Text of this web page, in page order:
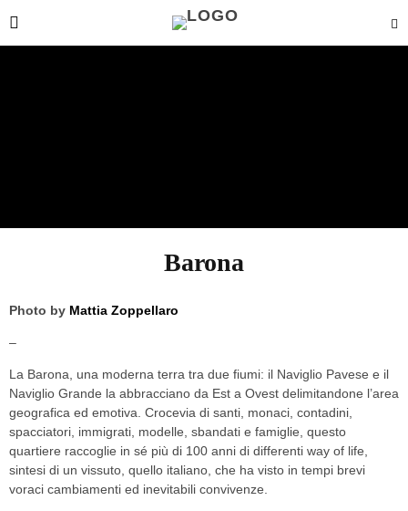
Barona
Photo by Mattia Zoppellaro
–
La Barona, una moderna terra tra due fiumi: il Naviglio Pavese e il
Naviglio Grande la abbracciano da Est a Ovest delimitandone l’area
geografica ed emotiva. Crocevia di santi, monaci, contadini,
spacciatori, immigrati, modelle, sbandati e famiglie, questo
quartiere raccoglie in sé più di 100 anni di differenti way of life,
sintesi di un vissuto, quello italiano, che ha visto in tempi brevi
voraci cambiamenti ed inevitabili convivenze.